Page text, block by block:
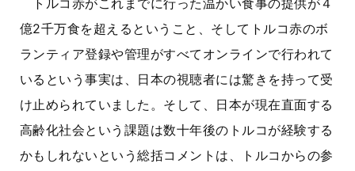
億2千万食を超えるということ、そしてトルコ赤のボ
ランティア登録や管理がすべてオンラインで行われて
いるという事実は、日本の視聴者には驚きを持って受
け止められていました。そして、日本が現在直面する
高齢化社会という課題は数十年後のトルコが経験する
かもしれないという総括コメントは、トルコからの参